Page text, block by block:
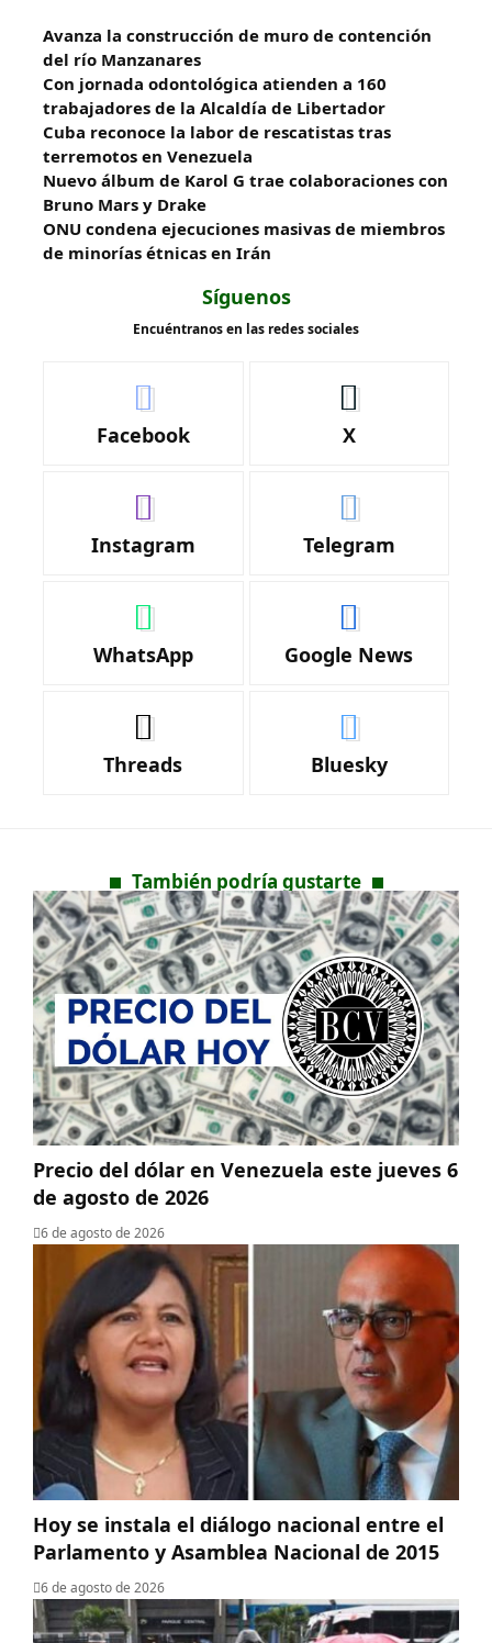
Avanza la construcción de muro de contención
del río Manzanares
Con jornada odontológica atienden a 160
trabajadores de la Alcaldía de Libertador
Cuba reconoce la labor de rescatistas tras
terremotos en Venezuela
Nuevo álbum de Karol G trae colaboraciones con
Bruno Mars y Drake
ONU condena ejecuciones masivas de miembros
de minorías étnicas en Irán
Síguenos
Encuéntranos en las redes sociales
Facebook X
Instagram Telegram
WhatsApp Google News
Threads Bluesky
También podría gustarte
Precio del dólar en Venezuela este jueves 6
de agosto de 2026
6 de agosto de 2026
Hoy se instala el diálogo nacional entre el
Parlamento y Asamblea Nacional de 2015
6 de agosto de 2026